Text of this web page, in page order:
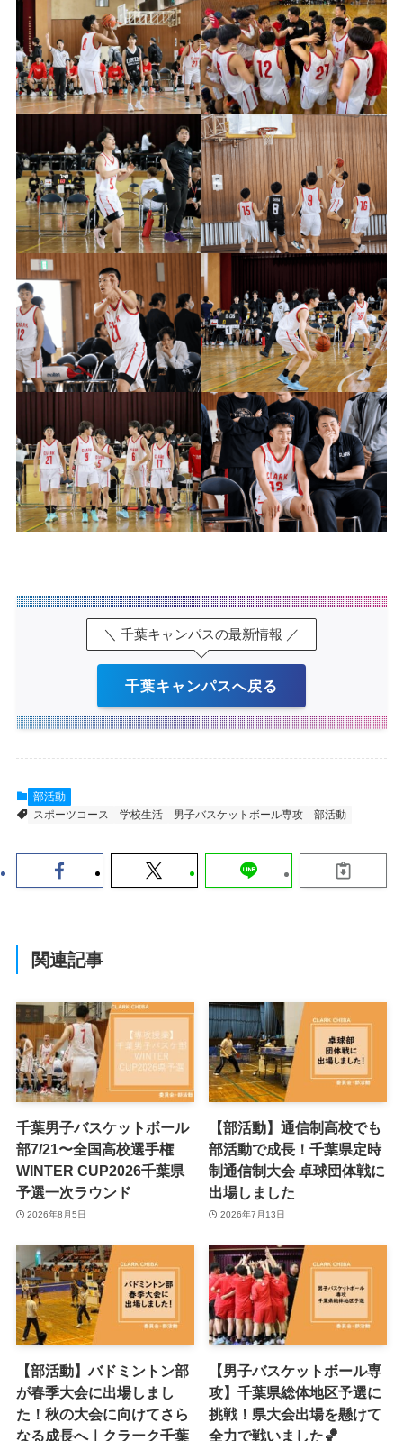
＼ 千葉キャンパスの最新情報 ／
千葉キャンパスへ戻る
部活動
スポーツコース
学校生活 男子バスケットボール専攻 部活動
関連記事
千葉男子バスケットボール
部7/21〜全国高校選手権
WINTER CUP2026千葉県
予選一次ラウンド
2026年8月5日
【部活動】通信制高校でも
部活動で成長！千葉県定時
制通信制大会 卓球団体戦に
出場しました
2026年7月13日
【部活動】バドミントン部
が春季大会に出場しまし
た！秋の大会に向けてさら
なる成長へ｜クラーク千葉
【男子バスケットボール専
攻】千葉県総体地区予選に
挑戦！県大会出場を懸けて
全力で戦いました🏀